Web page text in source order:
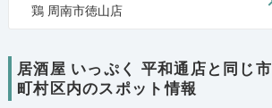
鶏 周南市徳山店
居酒屋 いっぷく 平和通店と同じ市
町村区内のスポット情報